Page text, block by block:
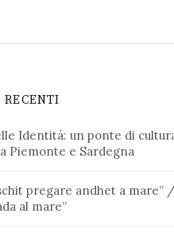
Identità: un ponte di
Piemonte e Sardegna
pregare andhet a mare”
al mare”